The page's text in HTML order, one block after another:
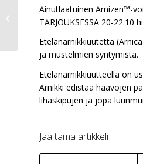
Ainutlaatuinen Arnizen™-
TARJOUKSESSA 20-
Etelänarnikkiuutetta
ja mustelmien syntymistä.
Etelänarnikkiuutteella on
Arnikki edistää haavojen
lihaskipujen ja jopa
Jaa tämä artikkeli
Deep -pakettia
(pakkaus sis. 2×1,25ml
ruiskua+neulat),...